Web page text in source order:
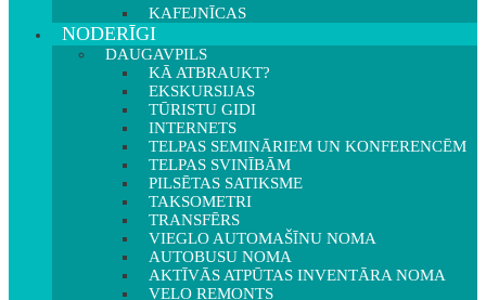
KAFEJNĪCAS
NODERĪGI
DAUGAVPILS
KĀ ATBRAUKT?
EKSKURSIJAS
TŪRISTU GIDI
INTERNETS
TELPAS SEMINĀRIEM UN KONFERENCĒM
TELPAS SVINĪBĀM
PILSĒTAS SATIKSME
TAKSOMETRI
TRANSFĒRS
VIEGLO AUTOMAŠĪNU NOMA
AUTOBUSU NOMA
AKTĪVĀS ATPŪTAS INVENTĀRA NOMA
VELO REMONTS